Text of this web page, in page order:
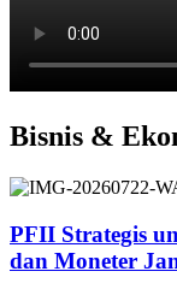
Bisnis &
PFII Strategis
dan Moneter